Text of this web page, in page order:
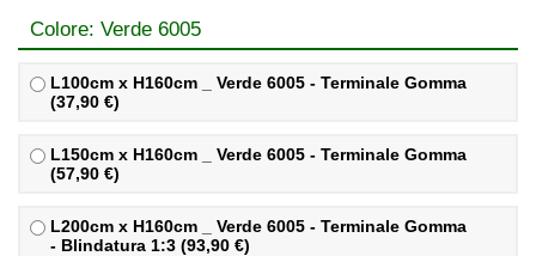
Colore: Verde 6005
L100cm x H160cm _ Verde 6005 - Terminale Gomma
(37,90 €)
L150cm x H160cm _ Verde 6005 - Terminale Gomma
(57,90 €)
L200cm x H160cm _ Verde 6005 - Terminale Gomma
- Blindatura 1:3 (93,90 €)